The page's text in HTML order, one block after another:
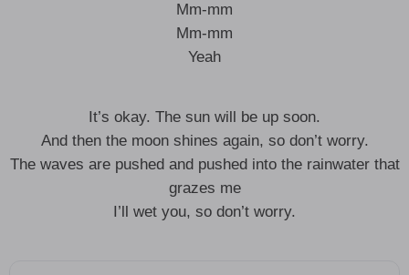
Mm-mm
Mm-mm
Yeah
It’s okay. The sun will be up soon.
And then the moon shines again, so don’t worry.
The waves are pushed and pushed into the rainwater that
grazes me
I’ll wet you, so don’t worry.